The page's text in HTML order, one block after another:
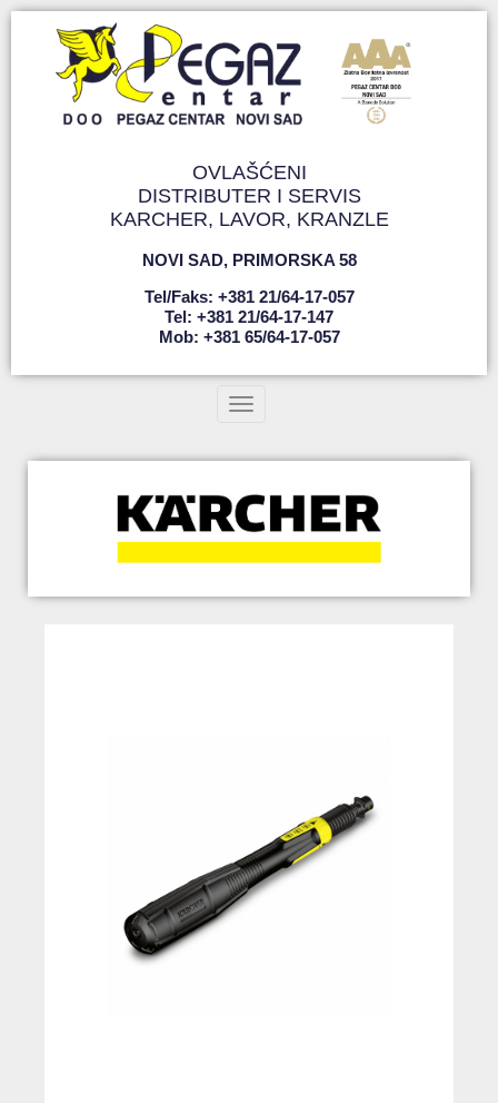
OVLAŠĆENI
DISTRIBUTER I SERVIS
KARCHER, LAVOR, KRANZLE
NOVI SAD, PRIMORSKA 58
Tel/faks: +381 21/64-17-057
Tel: +381 21/64-17-147
Mob: +381 65/64-17-057
Toggle navigation